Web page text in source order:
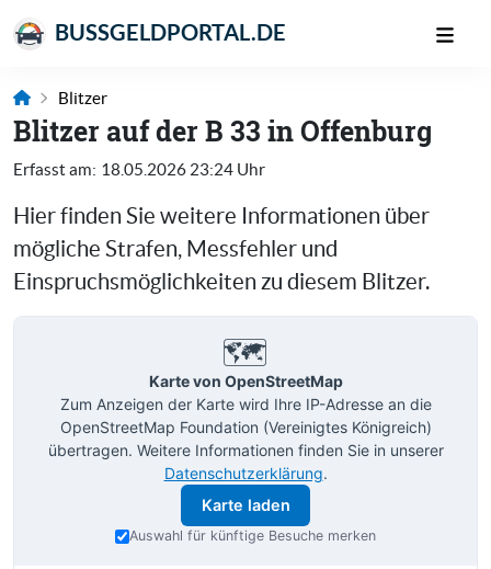
BUSSGELDPORTAL.DE
Blitzer
Blitzer auf der B 33 in Offenburg
Erfasst am: 18.05.2026 23:24 Uhr
Hier finden Sie weitere Informationen über
mögliche Strafen, Messfehler und
Einspruchsmöglichkeiten zu diesem Blitzer.
🗺️
Karte von OpenStreetMap
Zum Anzeigen der Karte wird Ihre IP-Adresse an die
OpenStreetMap Foundation (Vereinigtes Königreich)
übertragen. Weitere Informationen finden Sie in unserer
Datenschutzerklärung.
Karte laden
Auswahl für künftige Besuche merken